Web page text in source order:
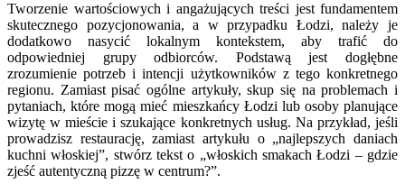
Tworzenie wartościowych i angażujących treści jest fundamentem
skutecznego pozycjonowania, a w przypadku Łodzi, należy je
dodatkowo nasycić lokalnym kontekstem, aby trafić do
odpowiedniej grupy odbiorców. Podstawą jest dogłębne
zrozumienie potrzeb i intencji użytkowników z tego konkretnego
regionu. Zamiast pisać ogólne artykuły, skup się na problemach i
pytaniach, które mogą mieć mieszkańcy Łodzi lub osoby planujące
wizytę w mieście i szukające konkretnych usług. Na przykład, jeśli
prowadzisz restaurację, zamiast artykułu o „najlepszych daniach
kuchni włoskiej”, stwórz tekst o „włoskich smakach Łodzi – gdzie
zjeść autentyczną pizzę w centrum?”.